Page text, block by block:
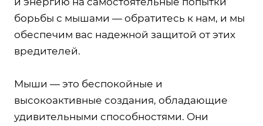
борьбы с мышами — обратитесь к нам, и мы
обеспечим вас надежной защитой от этих
вредителей.
Мыши — это беспокойные и
высокоактивные создания, обладающие
удивительными способностями. Они